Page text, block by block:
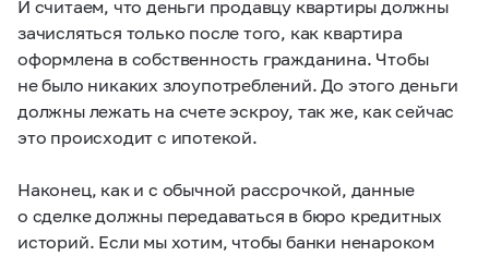
И считаем, что деньги продавцу квартиры должны
зачисляться только после того, как квартира
оформлена в собственность гражданина. Чтобы
не было никаких злоупотреблений. До этого деньги
должны лежать на счете эскроу, так же, как сейчас
это происходит с ипотекой.
Наконец, как и с обычной рассрочкой, данные
о сделке должны передаваться в бюро кредитных
историй. Если мы хотим, чтобы банки ненароком